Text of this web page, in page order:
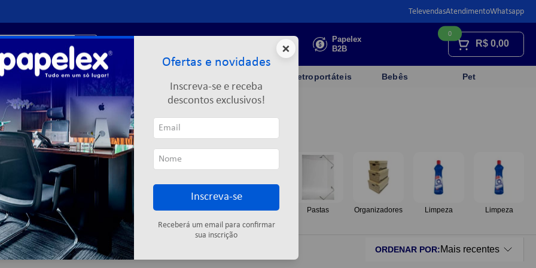
TelevendasAtendimentoWhatsapp
Faça sua
cotação
Papelex
B2B
R$ 0,00
0
Limpeza Informática Eletroportáteis Bebês Pet
Fitas adesivas Descartáveis Colas Elásticos Pastas Organizadores Limpeza Limpeza
1produto ORDENAR POR Mais recentes
×
Ofertas e novidades
Inscreva-se e receba
descontos exclusivos!
Inscreva-se
Receberá um email para confirmar
sua inscrição